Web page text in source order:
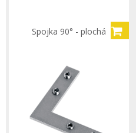
Spojka 90° - plochá